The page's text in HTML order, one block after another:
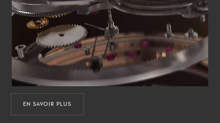
EN SAVOIR PLUS